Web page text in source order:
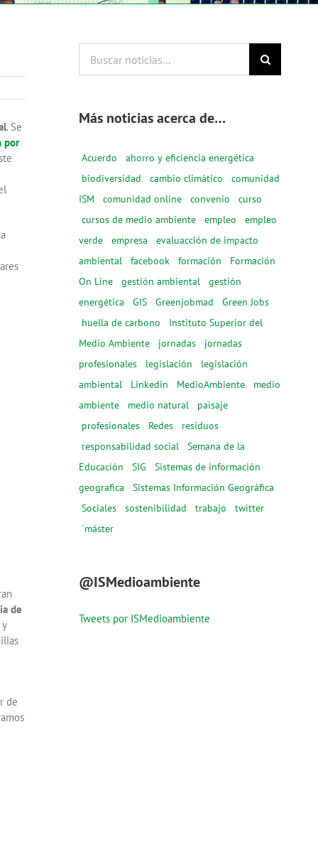
. Se
por
de
de
noticias...
Más noticias acerca de…
Acuerdo
ahorro y eficiencia energética
biodiversidad
cambio climático
comunidad
ISM
comunidad online convenio
curso
cursos de medio ambiente
empleo
empleo
verde
empresa
evaluacción de impacto
ambiental
facebook formación
Formación
On Line
gestión ambiental
gestión
energética
GIS Greenjobmad
Green Jobs
huella de carbono
Instituto Superior del
Medio Ambiente
jornadas
jornadas
profesionales
legislación
legislación
ambiental
Linkedin MedioAmbiente
medio
ambiente
medio natural
paisaje
profesionales
Redes
residuos
responsabilidad social
Semana de la
Educación
SIG
Sistemas de información
geografica
Sistemas Información Geográfica
Sociales
sostenibilidad trabajo
twitter
´máster
@ISMedioambiente
Tweets por ISMedioambiente